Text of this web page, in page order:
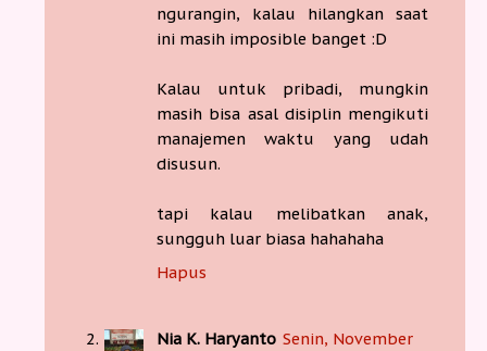
ngurangin, kalau hilangkan saat
ini masih imposible banget :D
Kalau untuk pribadi, mungkin
masih bisa asal disiplin mengikuti
manajemen waktu yang udah
disusun.
tapi kalau melibatkan anak,
sungguh luar biasa hahahaha
Hapus
Nia K. Haryanto Senin, November